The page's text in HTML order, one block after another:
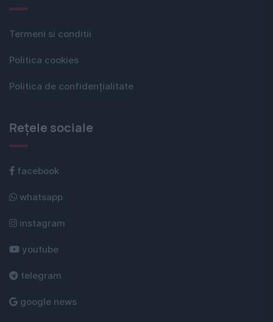
Termeni si conditii
Politica cookies
Politica de confidențialitate
Rețele sociale
facebook
whatsapp
instagram
youtube
telegram
google news